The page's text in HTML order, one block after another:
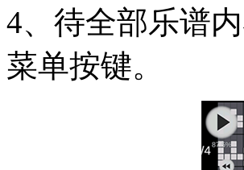
4、待全部乐谱
菜单按键。